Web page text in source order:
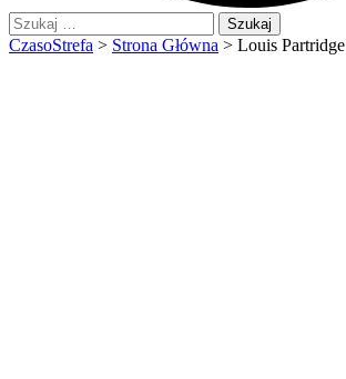
Szukaj:
CzasoStrefa > Strona Główna > Louis Partridge